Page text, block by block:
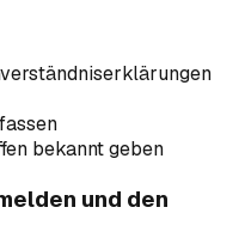
bekannt geben
und den